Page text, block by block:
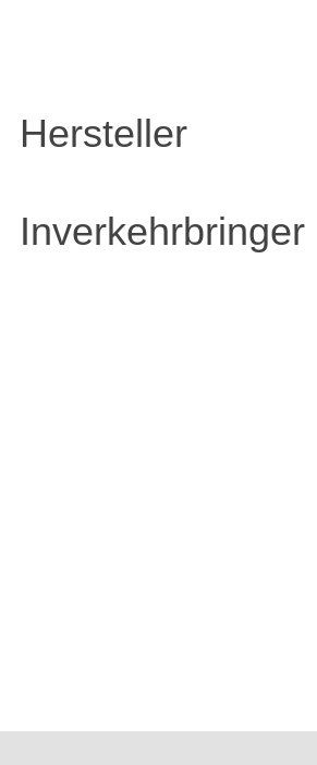
Hersteller
Inverkehrbringer